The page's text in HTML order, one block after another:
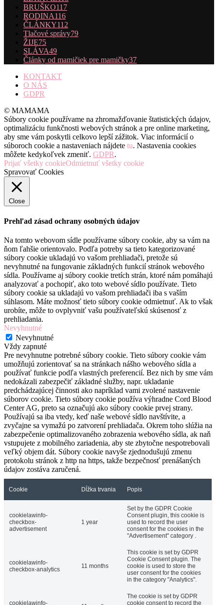
BRUŠKO117
RODINA116
ČLÁNKY112
Tlačové správy79
ŽIJE75
SLÁVA49
Články od mamičiek pre mamičky37
KONTAKT
O NÁS
GDPR
© MAMAMA
Súbory cookie používame na zhromažďovanie štatistických údajov,
optimalizáciu funkčnosti webových stránok a pre online marketing,
aby sme vám poskytli celkovo lepší zážitok. Viac informácií o
súboroch cookie a nastaveniach nájdete tu. Nastavenia cookies
môžete kedykoľvek zmeniť. GDPR.
Prijať všetky cookieOdmietnuť všetky cookie
Spravovať Cookies
Close
Prehľad zásad ochrany osobných údajov
Na tomto webovom sídle používame súbory cookie, aby sa vám na
ňom ľahšie orientovalo. Podľa potreby sa tieto kategorizované
súbory cookie ukladajú vo vašom prehliadači, pretože sú
nevyhnutné na fungovanie základných funkcií stránok webového
sídla. Používame aj súbory cookie tretích strán, ktoré nám pomáhajú
analyzovať a pochopiť, ako toto webové sídlo používate. Tieto
súbory cookie sa ukladajú vo vašom prehliadači iba s vaším
súhlasom. Máte možnosť tieto súbory cookie odmietnuť. Ak to však
urobíte, môže to ovplyvniť vašu používateľskú skúsenosť z
prehliadania.
Nevyhnutné
Nevyhnutné
Vždy zapnuté
Pre nevyhnutne potrebné súbory cookie. Tieto súbory cookie vám
umožňujú zorientovať sa na stránkach nášho webového sídla a
používať funkcie podľa vlastných preferencií. Bez nich by sme vám
nedokázali zabezpečiť základné služby, napr. ukladanie
predchádzajúcej činnosti ako napríklad vami zvolené nastavenie
súborov cookie. Tieto súbory cookie používa výhradne Cord Blood
Center AG, preto sa označujú ako súbory cookie prvej strany.
Používajú sa iba vtedy, keď naše webové sídlo navštívite, a
zvyčajne sa vymažú po zatvorení prehliadača. Okrem toho slúžia na
zabezpečenie optimalizovaného zobrazenia webového sídla, ak naň
vstupujete z mobilného zariadenia, aby ste zbytočne nespotrebovali
veľký objem dát. Súbory cookie navyše zjednodušujú zmenu
protokolu stránok z http na https, takže bezpečnosť prenášaných
údajov zostáva zaručená.
Cookie Dĺžka trvania Popis
cookielawinfo-
checkbox-
advertisement
1 year
Set by the GDPR Cookie
Consent plugin, this cookie is
used to record the user
consent for the cookies in the
"Advertisement" category .
cookielawinfo-
checkbox-analytics
11 months
This cookie is set by GDPR
Cookie Consent plugin. The
cookie is used to store the
user consent for the cookies
in the category "Analytics".
cookielawinfo-
The cookie is set by GDPR
cookie consent to record the